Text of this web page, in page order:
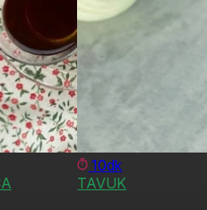
10dk
TAVUK